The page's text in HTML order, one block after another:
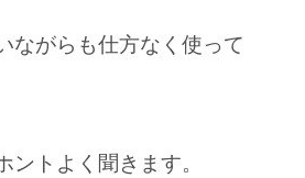
ながらも仕方なく使って
ントよく聞きます。